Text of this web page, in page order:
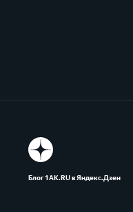
Блог 1АК.RU в Яндекс.Дзен